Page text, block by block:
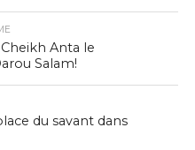
Anta le
Salam!
du savant dans